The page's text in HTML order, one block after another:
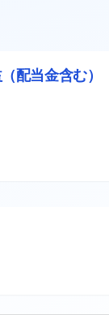
配当金含む）